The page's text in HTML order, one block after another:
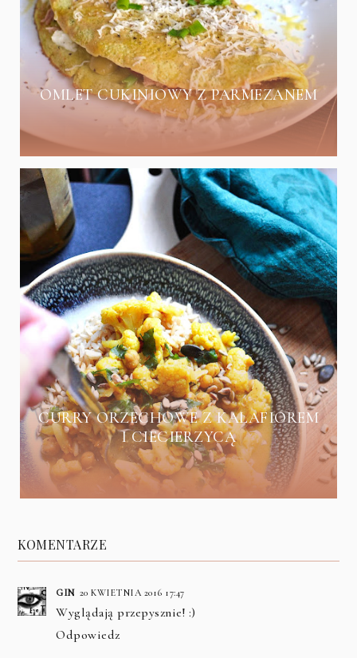
OMLET CUKINIOWY Z PARMEZANEM
CURRY ORZECHOWE Z KALAFIOREM
I CIECIERZYCĄ
KOMENTARZE
GIN 20 KWIETNIA 2016 17:47
Wyglądają przepysznie! :)
Odpowiedz